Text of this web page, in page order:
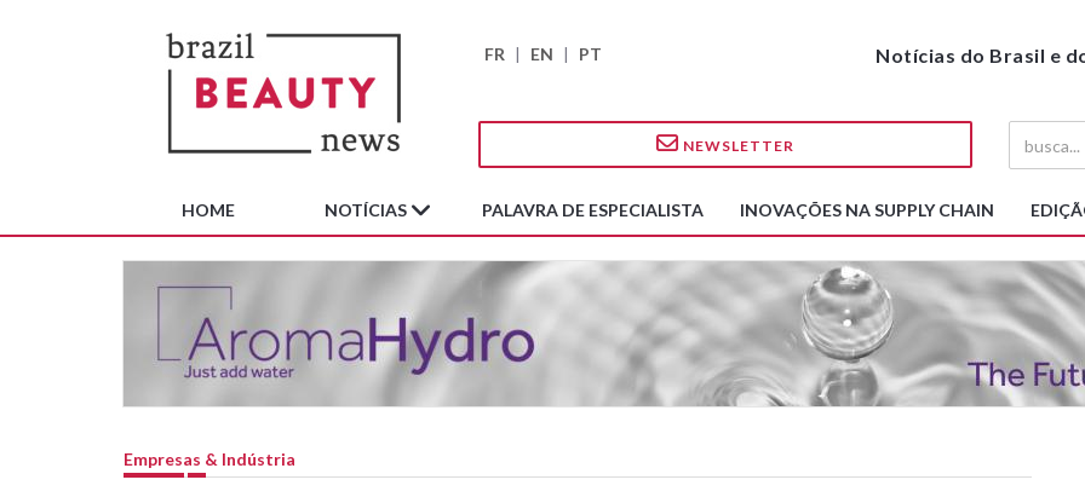
FR | EN | PT Notícias do Brasil e
NEWSLETTER
HOME NOTÍCIAS PALAVRA DE ESPECIALISTA INOVAÇÕES NA SUPPLY CHAIN
Empresas & Indústria